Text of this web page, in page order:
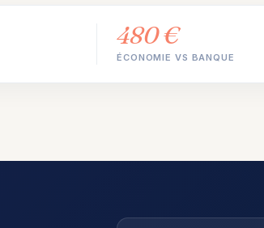
480 €
ÉCONOMIE VS BANQUE